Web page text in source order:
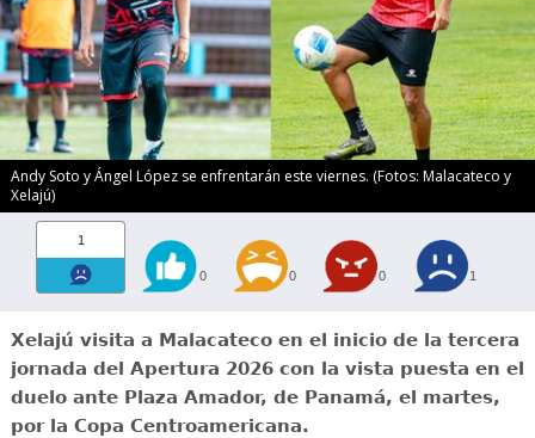
Andy Soto y Ángel López se enfrentarán este viernes. (Fotos: Malacateco y
Xelajú)
1
0 0 0 1
Xelajú visita a Malacateco en el inicio de la tercera
jornada del Apertura 2026 con la vista puesta en el
duelo ante Plaza Amador, de Panamá, el martes,
por la Copa Centroamericana.